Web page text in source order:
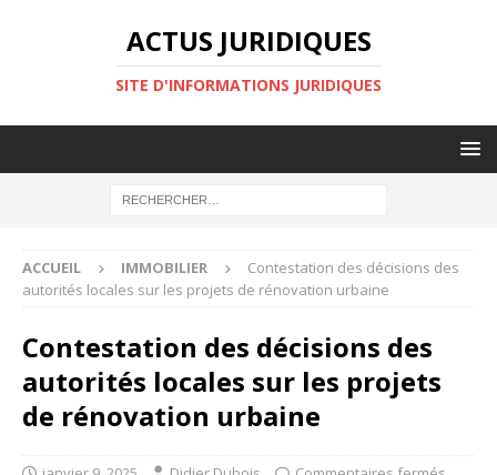
ACTUS JURIDIQUES
SITE D'INFORMATIONS JURIDIQUES
ACCUEIL IMMOBILIER
Contestation des décisions des
autorités locales sur les projets de rénovation urbaine
Contestation des décisions des
autorités locales sur les projets
de rénovation urbaine